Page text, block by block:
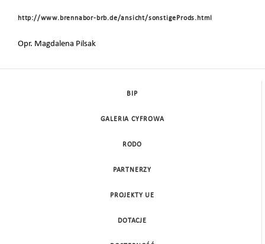
http://www.brennabor-brb.de/ansicht/sonstigeProds.html
Opr. Magdalena Pilsak
BIP
GALERIA CYFROWA
RODO
PARTNERZY
PROJEKTY UE
DOTACJE